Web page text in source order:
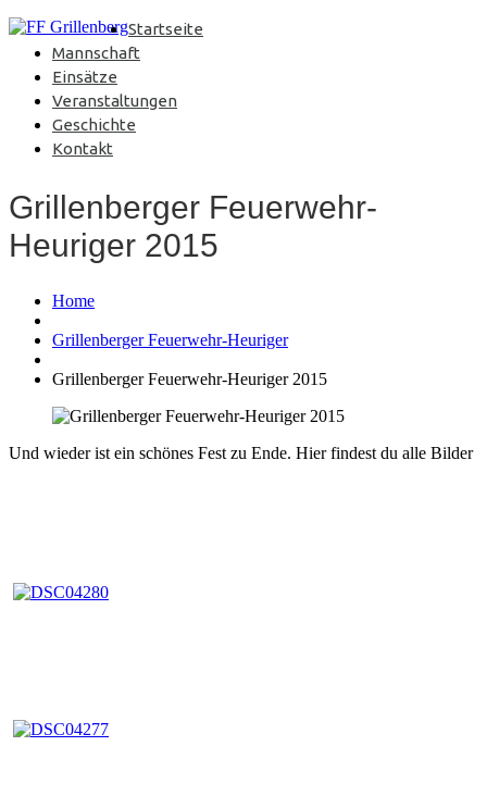
Startseite
Mannschaft
Einsätze
Veranstaltungen
Geschichte
Kontakt
Grillenberger Feuerwehr-
Heuriger 2015
Home
Grillenberger Feuerwehr-Heuriger
Grillenberger Feuerwehr-Heuriger 2015
Und wieder ist ein schönes Fest zu Ende. Hier findest du alle Bilder